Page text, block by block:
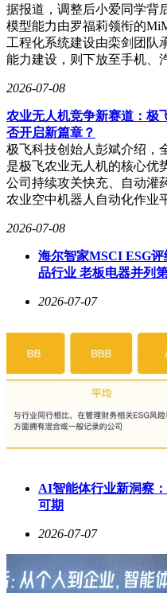
据报道，调整后小爱同学背
模型能力由罗福莉领衔的
工程化系统建设由栾剑团队
能力建设，则下放至手机、
2026-07-08
农业无人机竞争新赛道：极
否开启新篇章？
极飞科技创始人彭斌介绍，
是极飞农业无人机的核心优
公司持续攻关快充、自动灌
农业空中机器人自动化作业
2026-07-08
海尔智家MSCI ESG
品行业 老板电器并列
2026-07-07
AI智能体行业新洞察
可期
2026-07-07